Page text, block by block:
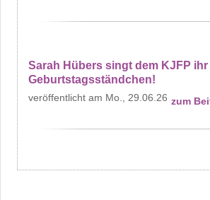
Sarah Hübers singt dem KJFP ihr
Geburtstagsständchen!
Mo., 29.06.26 zum